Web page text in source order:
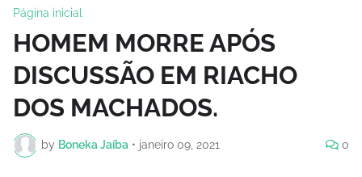
Página inicial
HOMEM MORRE APÓS
DISCUSSÃO EM RIACHO
DOS MACHADOS.
by Boneka Jaíba • janeiro 09, 2021 0